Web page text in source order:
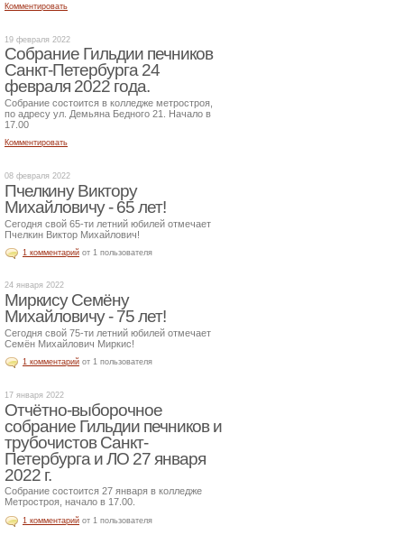
Комментировать
19 февраля 2022
Собрание Гильдии печников
Санкт-Петербурга 24
февраля 2022 года.
Собрание состоится в колледже метростроя,
по адресу ул. Демьяна Бедного 21. Начало в
17.00
Комментировать
08 февраля 2022
Пчелкину Виктору
Михайловичу - 65 лет!
Сегодня свой 65-ти летний юбилей отмечает
Пчелкин Виктор Михайлович!
1 комментарий от 1 пользователя
24 января 2022
Миркису Семёну
Михайловичу - 75 лет!
Сегодня свой 75-ти летний юбилей отмечает
Семён Михайлович Миркис!
1 комментарий от 1 пользователя
17 января 2022
Отчётно-выборочное
собрание Гильдии печников и
трубочистов Санкт-
Петербурга и ЛО 27 января
2022 г.
Собрание состоится 27 января в колледже
Метростроя, начало в 17.00.
1 комментарий от 1 пользователя